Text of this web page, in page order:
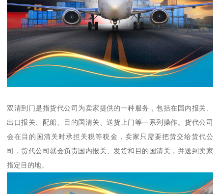
双清到门是指货代公司为卖家提供的一种服务，包括在国内报关、
出口报关、配船、目的国清关、送货上门等一系列操作。货代公司
会在目的国清关时承担关税等税金，卖家只需要把货交给货代公
司，货代公司就会负责国内报关、发货和目的国清关，并送到卖家
指定目的地。